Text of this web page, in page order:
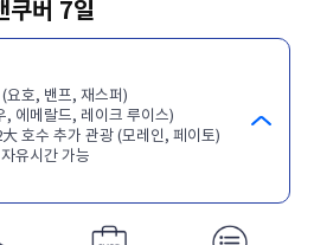
쿠버 7일
호, 밴프, 재스퍼)
에메랄드, 레이크 루이스)
호수 추가 관광 (모레인, 페이토)
유시간 가능